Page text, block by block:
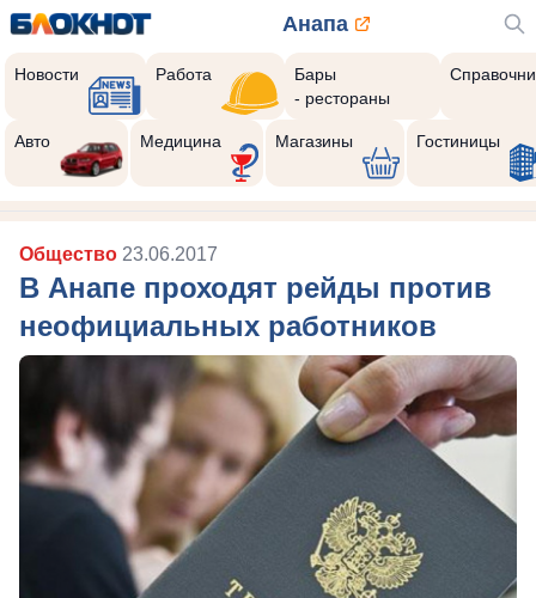
Анапа
Новости Работа
Бары
- рестораны
Авто Медицина Магазины Гостиницы
Общество 23.06.2017
В Анапе проходят рейды против
неофициальных работников